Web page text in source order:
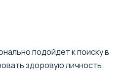
подойдет к поиску в
здоровую личность.